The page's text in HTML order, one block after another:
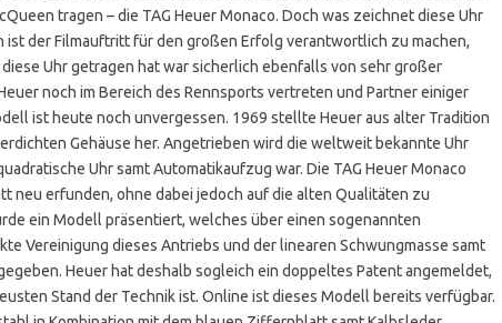
tragen – die TAG Heuer Monaco. Doch was zeichnet diese Uhr
ist der Filmauftritt für den großen Erfolg verantwortlich zu machen,
Uhr getragen hat war sicherlich ebenfalls von sehr großer
noch im Bereich des Rennsports vertreten und Partner einiger
ist heute noch unvergessen. 1969 stellte Heuer aus alter Tradition
Gehäuse her. Angetrieben wird die weltweit bekannte Uhr
Uhr samt Automatikaufzug war. Die TAG Heuer Monaco
neu erfunden, ohne dabei jedoch auf die alten Qualitäten zu
ein Modell präsentiert, welches über einen sogenannten
Vereinigung dieses Antriebs und der linearen Schwungmasse samt
Heuer hat deshalb sogleich ein doppeltes Patent angemeldet,
Stand der Technik ist. Online ist dieses Modell bereits verfügbar.